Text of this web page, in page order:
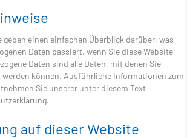
geben einen einfachen Überblick darüber, was
Daten passiert, wenn Sie diese Website
Daten sind alle Daten, mit denen Sie
können. Ausführliche Informationen zum
Sie unserer unter diesem Text
auf dieser Website